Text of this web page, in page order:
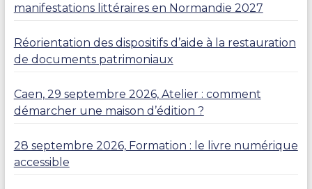
manifestations littéraires en Normandie 2027
Réorientation des dispositifs d’aide à la restauration
de documents patrimoniaux
Caen, 29 septembre 2026, Atelier : comment
démarcher une maison d’édition ?
28 septembre 2026, Formation : le livre numérique
accessible